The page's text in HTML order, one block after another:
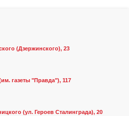
(Дзержинского), 23
газеты "Правда"), 117
(ул. Героев Сталинграда), 20